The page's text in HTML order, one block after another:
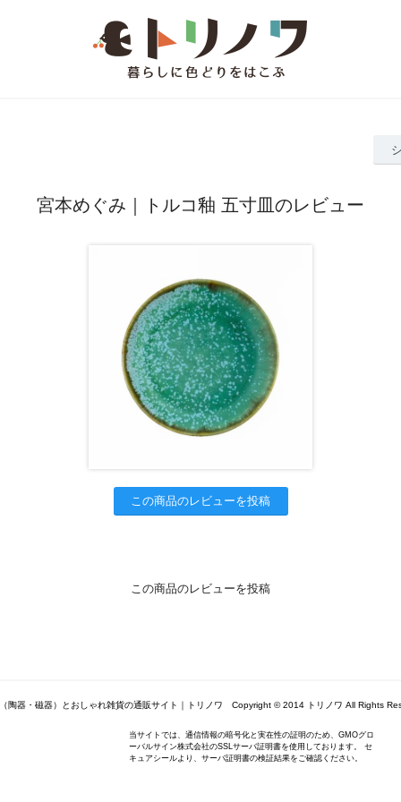
宮本めぐみ｜トルコ釉 五寸皿のレビュー
この商品のレビューを投稿
この商品のレビューを投稿
陶器・磁器）とおしゃれ雑貨の通販サイト｜トリノワ Copyright © 2014 トリノワ All Rights
当サイトでは、通信情報の暗号化と実在性の証明のため、GMOグロ
ーバルサイン株式会社のSSLサーバ証明書を使用しております。 セ
キュアシールより、サーバ証明書の検証結果をご確認ください。